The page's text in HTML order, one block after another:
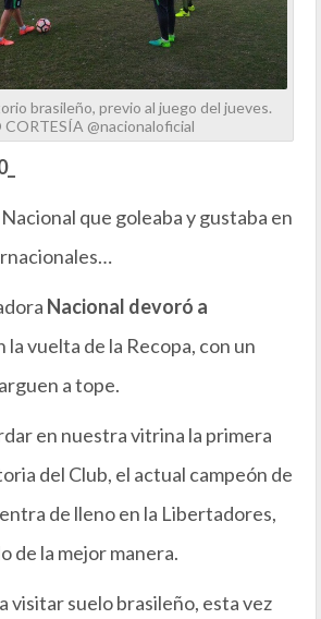
brasileño, previo al juego del jueves.
CORTESÍA @nacionaloficial
que goleaba y gustaba en
Nacional devoró a
la vuelta de la Recopa, con un
a tope.
en nuestra vitrina la primera
del Club, el actual campeón de
de lleno en la Libertadores,
de la mejor manera.
visitar suelo brasileño, esta vez